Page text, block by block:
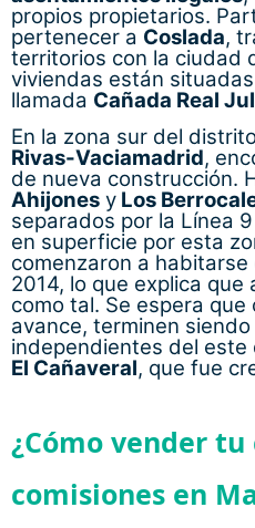
2014, lo que explica
como tal. Se espera que
avance, terminen
independientes del este
El Cañaveral, que fue
¿Cómo vender tu
comisiones en
Si te gustaríavender tu
mudarte a unos de los
Madrid, conTemplo
éxito, además, solo
haya vendido la
expertos realizarán un
la zona para establecer
Además para garantizar
disposición de la parte